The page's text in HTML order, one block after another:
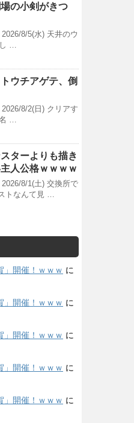
場の小剣がきつ
8/5(水) 天井のウ
…
トウチアゲテ、倒
8/2(日) クリアす
…
スターよりも描き
人公格ｗｗｗｗ
8/1(土) 交換所で
トなんて見 …
」開催！ｗｗｗ に
」開催！ｗｗｗ に
」開催！ｗｗｗ に
」開催！ｗｗｗ に
」開催！ｗｗｗ に